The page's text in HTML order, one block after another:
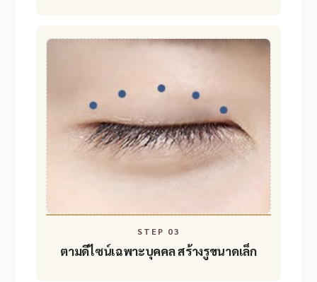
STEP 03
ตามดีไซน์เฉพาะบุคคลสร้างรูขนาดเล็ก